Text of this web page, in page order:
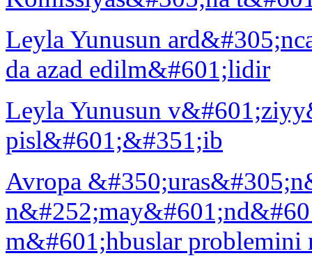
Leyla Yunusun
da azad edilm&#601;lidir
Leyla Yunusun
pisl&#601;&#351;ib
Avropa
m&#601;hbuslar